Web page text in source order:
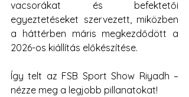
vacsorákat és befektetői
egyeztetéseket szervezett, miközben
a háttérben máris megkezdődött a
2026-os kiállítás előkészítése.
Így telt az FSB Sport Show Riyadh –
nézze meg a legjobb pillanatokat!